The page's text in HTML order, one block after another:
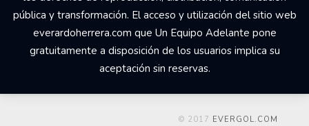
pública y transformación. El acceso y utilización del sitio web
everardoherrera.com que Un Equipo Adelante pone
gratuitamente a disposición de los usuarios implica su
aceptación sin reservas.
© 2017 EVERGOL.COM